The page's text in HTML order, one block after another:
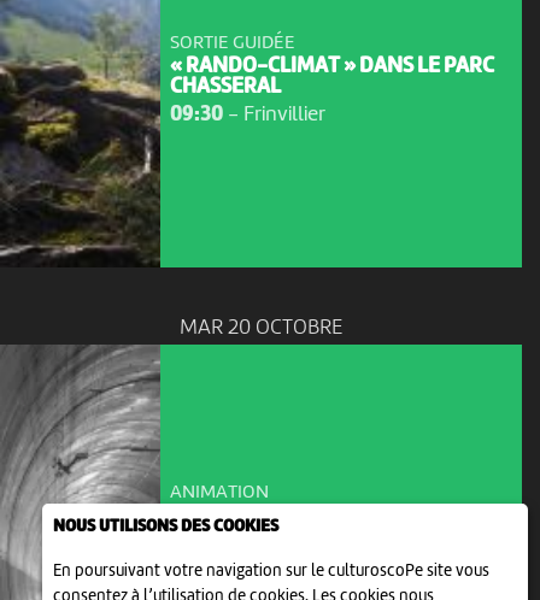
NOUS UTILISONS DES COOKIES
En poursuivant votre navigation sur le culturoscoPe site vous
consentez à l’utilisation de cookies. Les cookies nous
SORTIE GUIDÉE
« RANDO-CLIMAT » DANS LE PARC
CHASSERAL
09:30- Frinvillier
MAR 20 OCTOBRE
ANIMATION
NLFA : 4 LETTRES POUR UNE
RÉVOLUTION FERROVIAIRE
19:30-Tramelan